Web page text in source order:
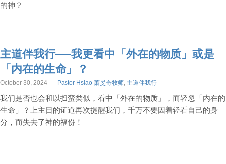
的神？
主道伴我行──我更看中「外在的物质」或是
「内在的生命」？
October 30, 2024 - Pastor Hsiao 萧旻奇牧师 主道伴我行
我们是否也会和以扫蛮类似，看中「外在的物质」，而轻忽「内在的
生命」？上主日的证道再次提醒我们，千万不要因着轻看自己的身
分，而失去了神的福份！